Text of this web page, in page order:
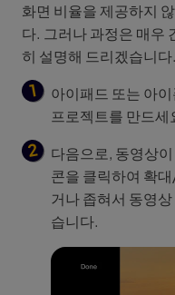
화면 비율을 제공하지
다. 그러나 과정은 매우
히 설명해 드리겠습니다.
아이패드 또는 아
프로젝트를 만드세
다음으로, 동영상
콘을 클릭하여 확
거나 좁혀서 동영
습니다.